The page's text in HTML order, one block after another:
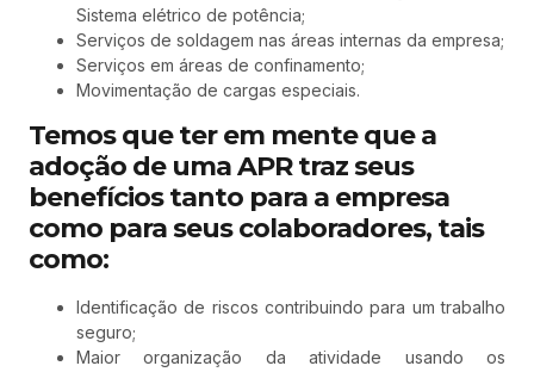
Sistema elétrico de potência;
Serviços de soldagem nas áreas internas da empresa;
Serviços em áreas de confinamento;
Movimentação de cargas especiais.
Temos que ter em mente que a
adoção de uma APR traz seus
benefícios tanto para a empresa
como para seus colaboradores, tais
como:
Identificação de riscos contribuindo para um trabalho
seguro;
Maior organização da atividade usando os